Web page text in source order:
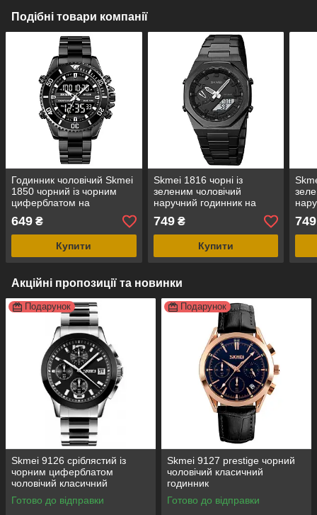
Подібні товари компанії
Годинник чоловічий Skmei
1850 чорний із чорним
циферблатом на
сталевому браслеті
649 ₴
Купити
Skmei 1816 чорні із
зеленим чоловічий
наручний годинник на
сталевому браслеті білий
циферблат
749₴
Купити
749
Акційні пропозиції та новинки
Подарунок
Skmei 9126 сріблястий із
чорним циферблатом
чоловічий класичний
годинник
Готово до відправки
Подарунок
Skmei 9127 prestige чорний
чоловічий класичний
годинник
Готово до відправки